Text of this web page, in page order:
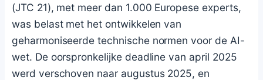
(JTC 21), met meer dan 1.000 Europese experts,
was belast met het ontwikkelen van
geharmoniseerde technische normen voor de AI-
wet. De oorspronkelijke deadline van april 2025
werd verschoven naar augustus 2025, en